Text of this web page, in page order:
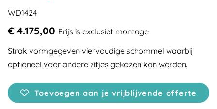
WD1424
€ 4.175,00 Prijs is exclusief montage
Strak vormgegeven viervoudige schommel waarbij
optioneel voor andere zitjes gekozen kan worden.
Toevoegen aan je vrijblijvende offerte